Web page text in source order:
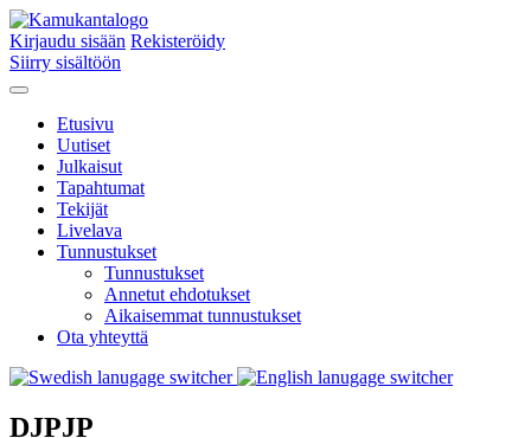
Kirjaudu sisään Rekisteröidy
Siirry sisältöön
Etusivu
Uutiset
Julkaisut
Tapahtumat
Tekijät
Livelava
Tunnustukset
Tunnustukset
Annetut ehdotukset
Aikaisemmat tunnustukset
Ota yhteyttä
DJPJP